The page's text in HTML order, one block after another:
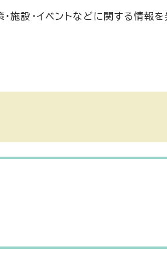
施設・イベントなどに関する情報